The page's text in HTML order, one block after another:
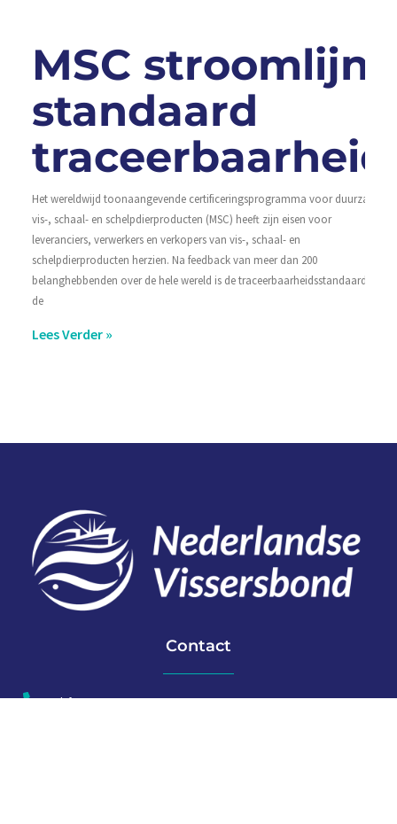
MSC stroomlijnt
standaard
traceerbaarheid
Het wereldwijd toonaangevende certificeringsprogramma voor duurzame
vis-, schaal- en schelpdierproducten (MSC) heeft zijn eisen voor
leveranciers, verwerkers en verkopers van vis-, schaal- en
schelpdierproducten herzien. Na feedback van meer dan 200
belanghebbenden over de hele wereld is de traceerbaarheidsstandaard van
de
Lees Verder »
Contact
Telefoon: 0527 698151